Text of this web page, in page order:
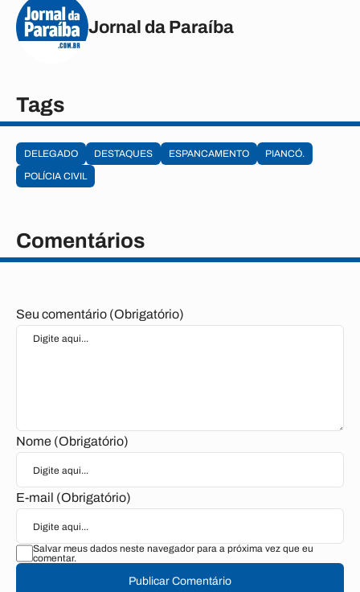
Jornal da Paraíba
Tags
DELEGADO DESTAQUES ESPANCAMENTO
PIANCÓ.
POLÍCIA CIVIL
Comentários
Seu comentário (Obrigatório)
Nome (Obrigatório)
E-mail (Obrigatório)
Salvar meus dados neste navegador para a próxima vez que eu
comentar.
Publicar Comentário